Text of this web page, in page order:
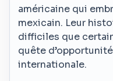
américaine qui
mexicain. Leur
difficiles que
quête
internationale.